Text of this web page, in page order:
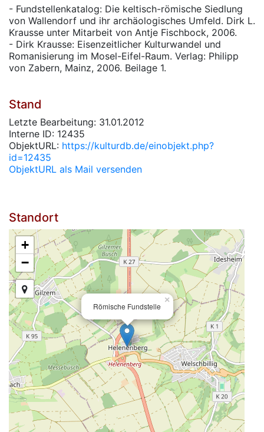
- Fundstellenkatalog: Die keltisch-römische Siedlung
von Wallendorf und ihr archäologisches Umfeld. Dirk L.
Krausse unter Mitarbeit von Antje Fischbock, 2006.
- Dirk Krausse: Eisenzeitlicher Kulturwandel und
Romanisierung im Mosel-Eifel-Raum. Verlag: Philipp
von Zabern, Mainz, 2006. Beilage 1.
Stand
Letzte Bearbeitung: 31.01.2012
Interne ID: 12435
ObjektURL: https://kulturdb.de/einobjekt.php?
id=12435
ObjektURL als Mail versenden
Standort
Römische Fundstelle
×
+
−